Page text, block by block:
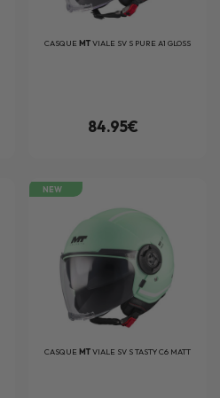
CASQUE MTVIALE SV S PURE A1 GLOSS
84.95€
NEW
CASQUE MTVIALE SV S TASTY C6 MATT